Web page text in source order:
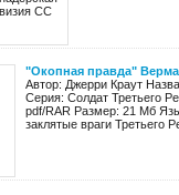
"Окопная правда"
Автор: Джерри Краут
Серия: Солдат Третьего
pdf/RAR Размер: 21 Мб
заклятые враги Третьего